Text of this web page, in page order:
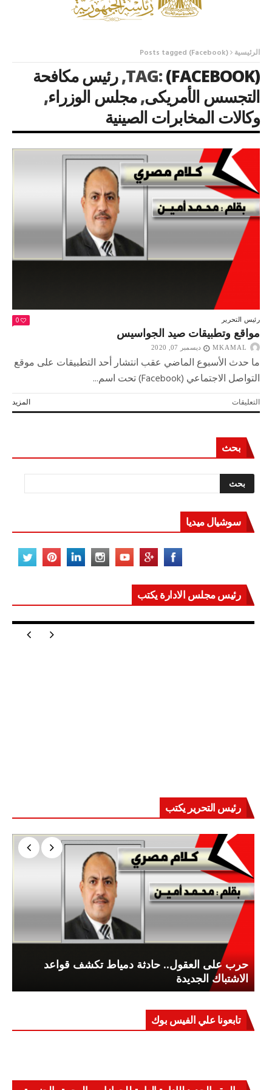
الرئيسية Posts tagged (Facebook)
TAG:(FACEBOOK)
,رئيس مكافحة
التجسس الأمريكى,مجلس الوزراء,
وكالات المخابرات الصينية
رئيس التحرير 0
مواقع وتطبيقات صيد الجواسيس
MKAMAL ديسمبر 07, 2020
ما حدث الأسبوع الماضي عقب انتشار أحد التطبيقات على موقع
التواصل الاجتماعي (Facebook) تحت اسم...
المزيد التعليقاتعلى
مواقع
صيد
الجواسيس
مغلقة
بحث
سوشيال ميديا
رئيس مجلس الادارة يكتب
مصر تعيد للعالم اتزانه
رئيس التحرير يكتب
حرب على العقول.. حادثة دمياط تكشف قواعد
الاشتباك الجديدة
تابعونا علي الفيس بوك